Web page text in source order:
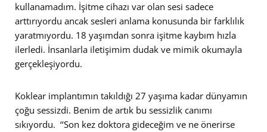
kullanamadım. İşitme cihazı var olan sesi sadece
arttırıyordu ancak sesleri anlama konusunda bir farklılık
yaratmıyordu. 18 yaşımdan sonra işitme kaybım hızla
ilerledi. İnsanlarla iletişimim dudak ve mimik okumayla
gerçekleşiyordu.
Koklear implantımın takıldığı 27 yaşıma kadar dünyamın
çoğu sessizdi. Benim de artık bu sessizlik canımı
sıkıyordu. ‘‘Son kez doktora gideceğim ve ne önerirse